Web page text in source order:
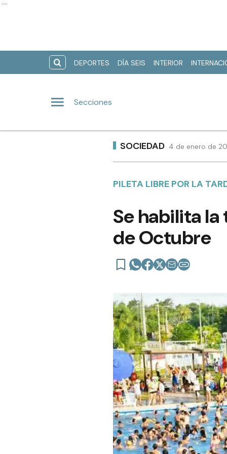
Ads
DEPORTES DÍA SEIS INTERIOR
Secciones
SOCIEDAD 4 de enero de
PILETA LIBRE POR LA
Se habilita
de Octubre